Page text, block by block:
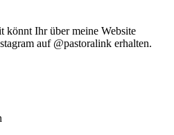
Ihr über meine Website
auf @pastoralink erhalten.